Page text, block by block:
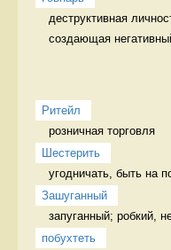
деструктивная
создающая
Ритейл
розничная торговля
Шестерить
угодничать, быть на
Зашуганный
запуганный; робкий,
побухтеть